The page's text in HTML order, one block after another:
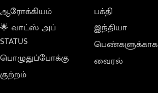
ஆரோக்கியம்
🌟 வாட்ஸ் அப்
STATUS
பொழுதுப்போக்கு
குற்றம்
பக்தி
இந்தியா
பெண்களுக்காக
வைரல்